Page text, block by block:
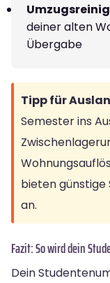
deiner alten
Übergabe
Tipp für
Semester ins
bieten
an.
Fazit: So wird dein
Dein